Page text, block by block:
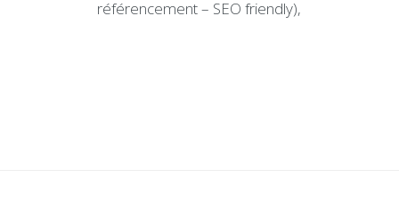
référencement – SEO friendly),